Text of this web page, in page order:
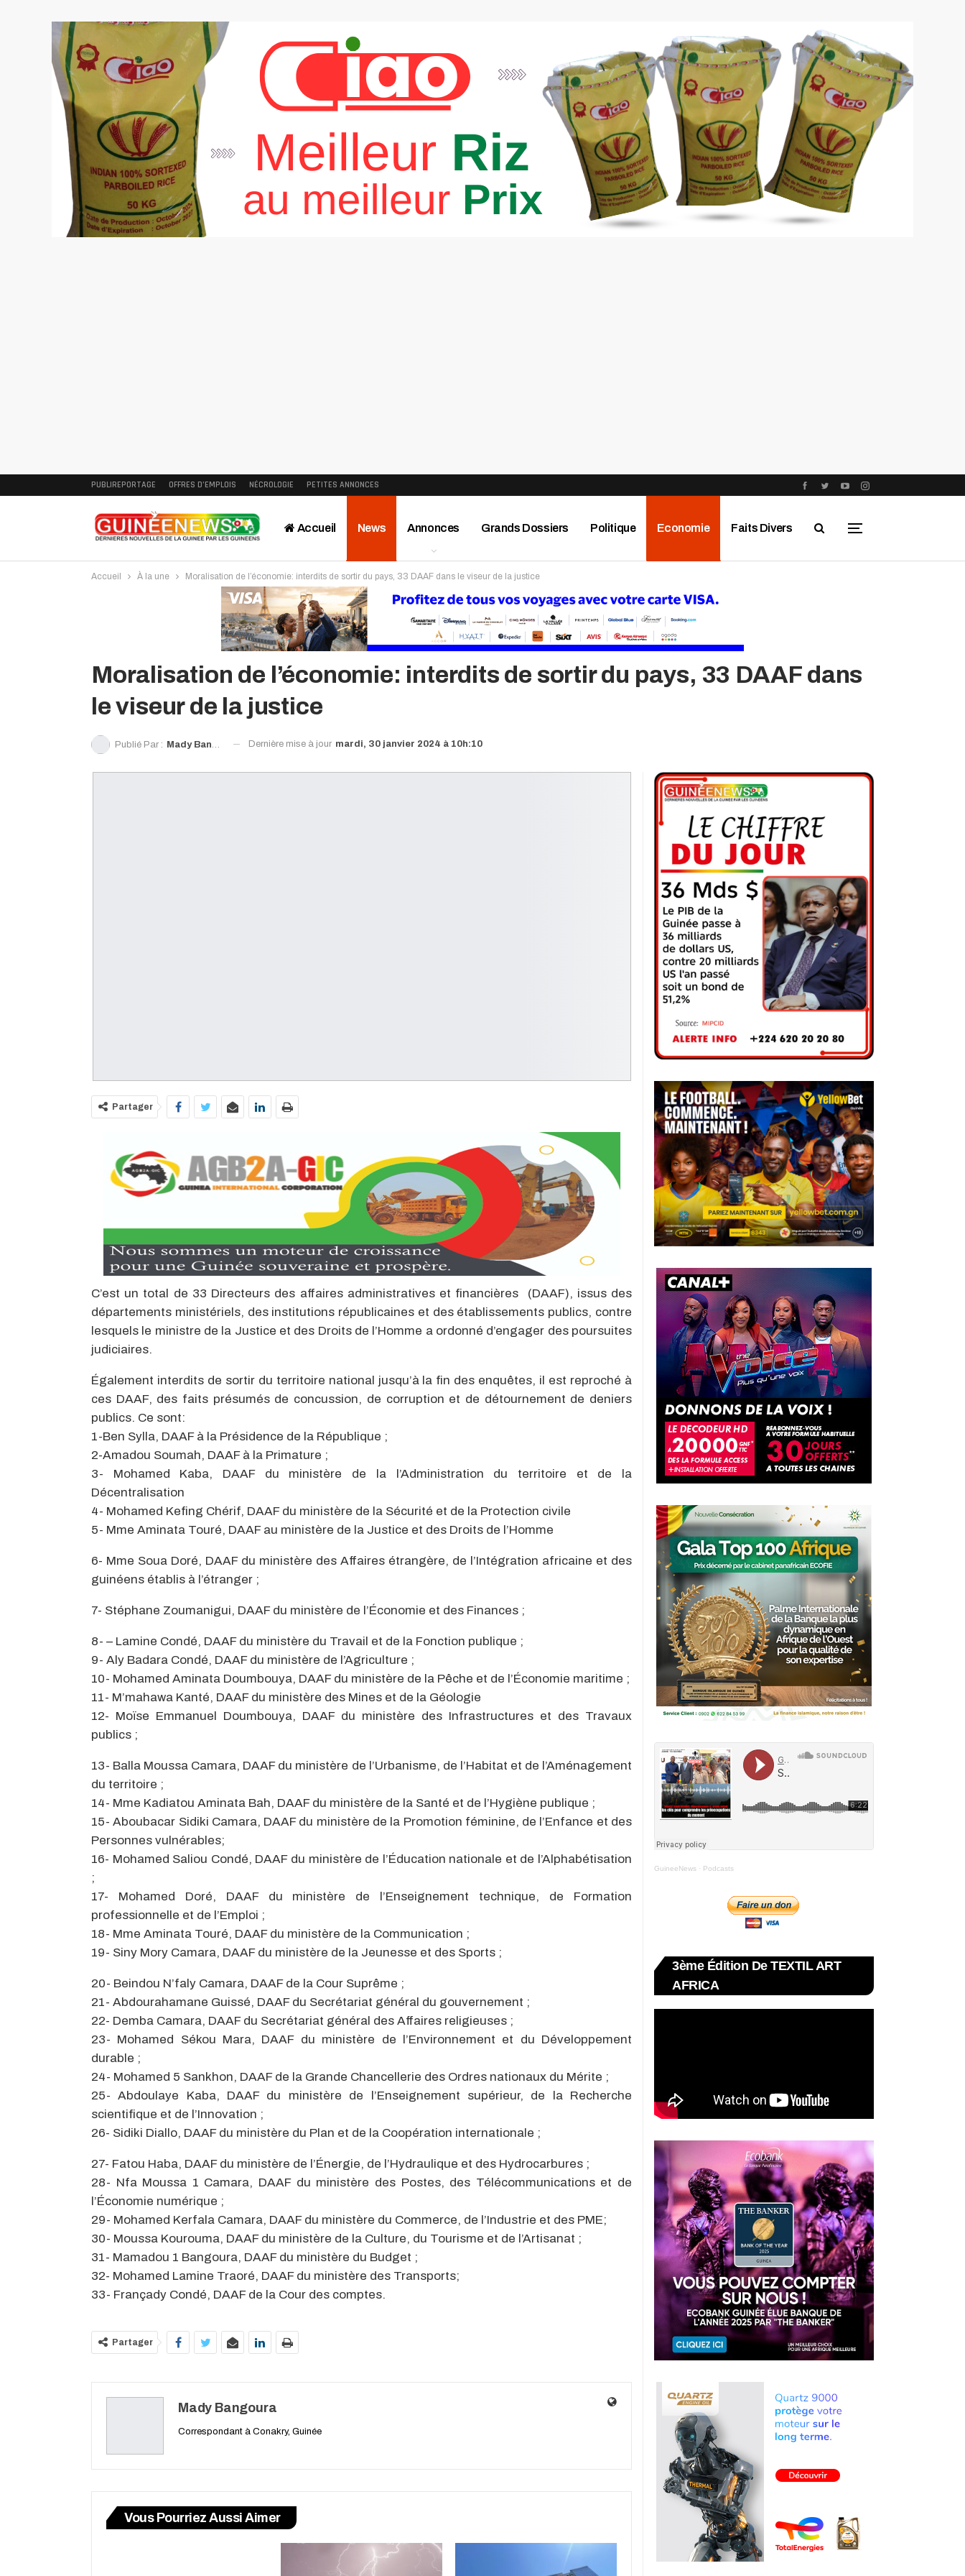
PUBLIREPORTAGE OFFRES D’EMPLOIS NÉCROLOGIE PETITES ANNONCES
Accueil News Annonces Grands Dossiers Politique Economie Faits Divers
Interviews Publireportage Région
Accueil À la une Moralisation de l’économie: interdits de sortir du pays, 33 DAAF dans le viseur de la justice
Moralisation de l’économie: interdits de sortir du pays, 33 DAAF dans
le viseur de la justice
Publié Par : Mady Bangoura Dernière mise à jour mardi, 30 janvier 2024 à 10h:10
Partager
C’est un total de 33 Directeurs des affaires administratives et financières (DAAF), issus des
départements ministériels, des institutions républicaines et des établissements publics, contre
lesquels le ministre de la Justice et des Droits de l’Homme a ordonné d’engager des poursuites
judiciaires.
Également interdits de sortir du territoire national jusqu’à la fin des enquêtes, il est reproché à
ces DAAF, des faits présumés de concussion, de corruption et de détournement de deniers
publics. Ce sont:
1-Ben Sylla, DAAF à la Présidence de la République ;
2-Amadou Soumah, DAAF à la Primature ;
3- Mohamed Kaba, DAAF du ministère de la l’Administration du territoire et de la
Décentralisation
4- Mohamed Kefing Chérif, DAAF du ministère de la Sécurité et de la Protection civile
5- Mme Aminata Touré, DAAF au ministère de la Justice et des Droits de l’Homme
6- Mme Soua Doré, DAAF du ministère des Affaires étrangère, de l’Intégration africaine et des
guinéens établis à l’étranger ;
7- Stéphane Zoumanigui, DAAF du ministère de l’Économie et des Finances ;
8- – Lamine Condé, DAAF du ministère du Travail et de la Fonction publique ;
9- Aly Badara Condé, DAAF du ministère de l’Agriculture ;
10- Mohamed Aminata Doumbouya, DAAF du ministère de la Pêche et de l’Économie maritime ;
11- M’mahawa Kanté, DAAF du ministère des Mines et de la Géologie
12- Moïse Emmanuel Doumbouya, DAAF du ministère des Infrastructures et des Travaux
publics ;
13- Balla Moussa Camara, DAAF du ministère de l’Urbanisme, de l’Habitat et de l’Aménagement
du territoire ;
14- Mme Kadiatou Aminata Bah, DAAF du ministère de la Santé et de l’Hygiène publique ;
15- Aboubacar Sidiki Camara, DAAF du ministère de la Promotion féminine, de l’Enfance et des
Personnes vulnérables;
16- Mohamed Saliou Condé, DAAF du ministère de l’Éducation nationale et de l’Alphabétisation
;
17- Mohamed Doré, DAAF du ministère de l’Enseignement technique, de Formation
professionnelle et de l’Emploi ;
18- Mme Aminata Touré, DAAF du ministère de la Communication ;
19- Siny Mory Camara, DAAF du ministère de la Jeunesse et des Sports ;
20- Beindou N’faly Camara, DAAF de la Cour Suprême ;
21- Abdourahamane Guissé, DAAF du Secrétariat général du gouvernement ;
22- Demba Camara, DAAF du Secrétariat général des Affaires religieuses ;
23- Mohamed Sékou Mara, DAAF du ministère de l’Environnement et du Développement
durable ;
24- Mohamed 5 Sankhon, DAAF de la Grande Chancellerie des Ordres nationaux du Mérite ;
25- Abdoulaye Kaba, DAAF du ministère de l’Enseignement supérieur, de la Recherche
scientifique et de l’Innovation ;
26- Sidiki Diallo, DAAF du ministère du Plan et de la Coopération internationale ;
27- Fatou Haba, DAAF du ministère de l’Énergie, de l’Hydraulique et des Hydrocarbures ;
28- Nfa Moussa 1 Camara, DAAF du ministère des Postes, des Télécommunications et de
l’Économie numérique ;
29- Mohamed Kerfala Camara, DAAF du ministère du Commerce, de l’Industrie et des PME;
30- Moussa Kourouma, DAAF du ministère de la Culture, du Tourisme et de l’Artisanat ;
31- Mamadou 1 Bangoura, DAAF du ministère du Budget ;
32- Mohamed Lamine Traoré, DAAF du ministère des Transports;
33- Françady Condé, DAAF de la Cour des comptes.
Partager
Mady Bangoura
Correspondant à Conakry, Guinée
Vous Pourriez Aussi Aimer
GuineeNews · Podcasts
3ème Édition De TEXTIL ART
AFRICA